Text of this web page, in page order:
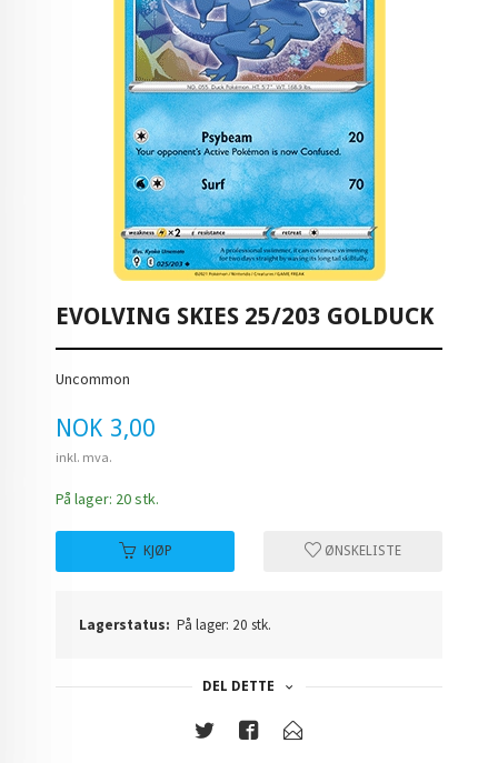
EVOLVING SKIES 25/203 GOLDUCK
Uncommon
Pris
NOK 3,00
inkl. mva.
På lager: 20 stk.
KJØP ØNSKELISTE
Lagerstatus: På lager: 20 stk.
DEL DETTE